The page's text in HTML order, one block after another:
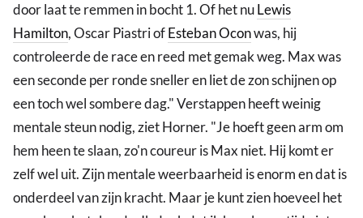
door laat te remmen in bocht 1. Of het nuLewis
Hamilton, Oscar Piastri ofEsteban Oconwas, hij
controleerde de race en reed met gemak weg. Max was
een seconde per ronde sneller en liet de zon schijnen op
een toch wel sombere dag." Verstappen heeft weinig
mentale steun nodig, ziet Horner. "Je hoeft geen arm om
hem heen te slaan, zo'n coureur is Max niet. Hij komt er
zelf wel uit. Zijn mentale weerbaarheid is enorm en dat is
onderdeel van zijn kracht. Maar je kunt zien hoeveel het